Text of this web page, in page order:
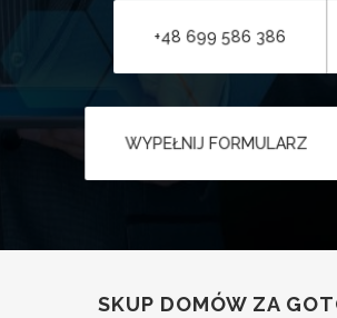
+48 699 586 386
WYPEŁNIJ FORMULARZ
SKUP DOMÓW ZA